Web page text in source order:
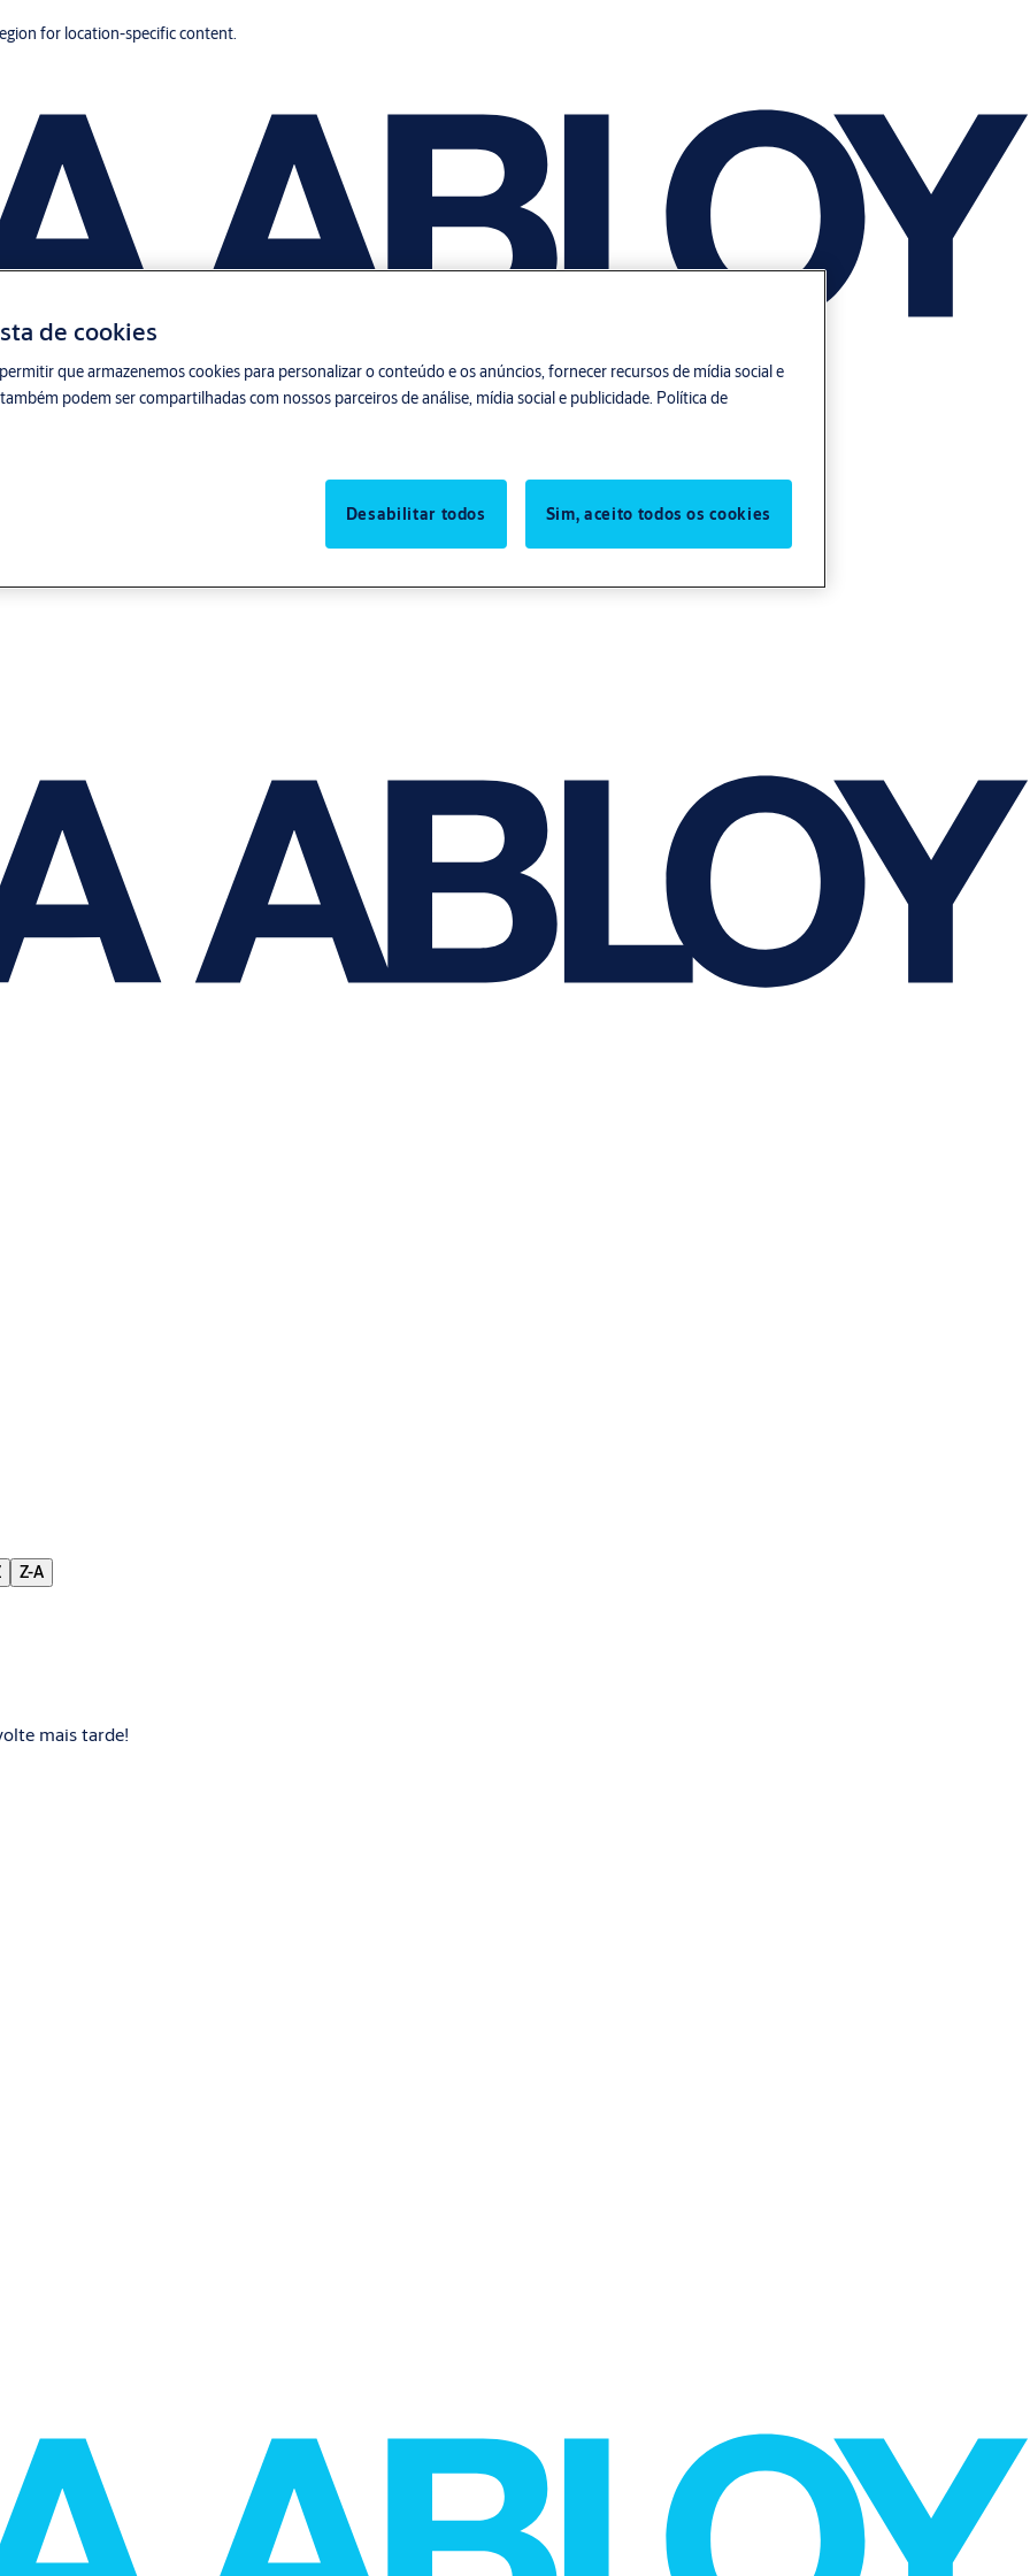
for location-specific content.
Z-A
mais tarde!
de cookies
que armazenemos cookies para personalizar o conteúdo e os anúncios, fornecer recursos de mídia social e
podem ser compartilhadas com nossos parceiros de análise, mídia social e publicidade. Política de
Desabilitar todos
Sim, aceito todos os cookies